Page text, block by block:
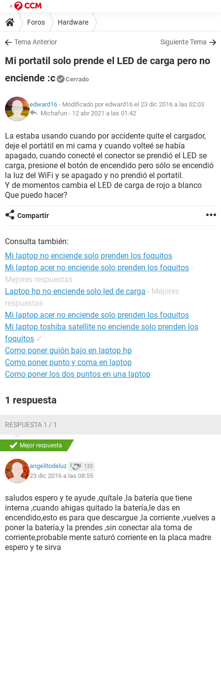
Foros Hardware
Tema Anterior Siguiente Tema
Mi portatil solo prende el LED de carga pero no
enciende :c
Cerrado
edward16 - Modificado por edward16 el 23 dic 2016 a las 02:03
Michafun - 12 abr 2021 a las 01:42
La estaba usando cuando por accidente quite el cargador,
deje el portátil en mi cama y cuando volteé se había
apagado, cuando conecté el conector se prendió el LED se
carga, presione el botón de encendido pero sólo se encendió
la luz del WiFi y se apagado y no prendió el portatil.
Y de momentos cambia el LED de carga de rojo a blanco
Que puedo hacer?
Compartir
Consulta también:
Mi laptop no enciende solo prenden los foquitos
Mi laptop acer no enciende solo prenden los foquitos -
Mejores respuestas
Laptop hp no enciende solo led de carga - Mejores
respuestas
Mi laptop acer no enciende solo prenden los foquitos
Mi laptop toshiba satellite no enciende solo prenden los
foquitos ✓
Como poner guión bajo en laptop hp
Como poner punto y coma en laptop
Como poner los dos puntos en una laptop
1 respuesta
RESPUESTA 1 / 1
Mejor respuesta
angelitodeluz 133
23 dic 2016 a las 08:55
saludos espero y te ayude ,quítale ,la batería que tiene
interna ,cuando ahigas quitado la batería,le das en
encendido,esto es para que descargue ,la corriente ,vuelves a
poner la batería,y la prendes ,sin conectar ala toma de
corriente,probable mente saturó corriente en la placa madre
espero y te sirva